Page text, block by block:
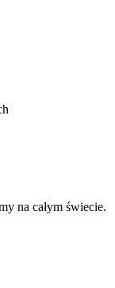
na całym świecie.